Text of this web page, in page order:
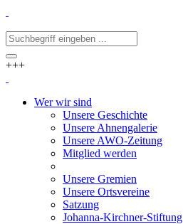
+++
Wer wir sind
Unsere Geschichte
Unsere Ahnengalerie
Unsere AWO-Zeitung
Mitglied werden
Unsere Gremien
Unsere Ortsvereine
Satzung
Johanna-Kirchner-Stiftung